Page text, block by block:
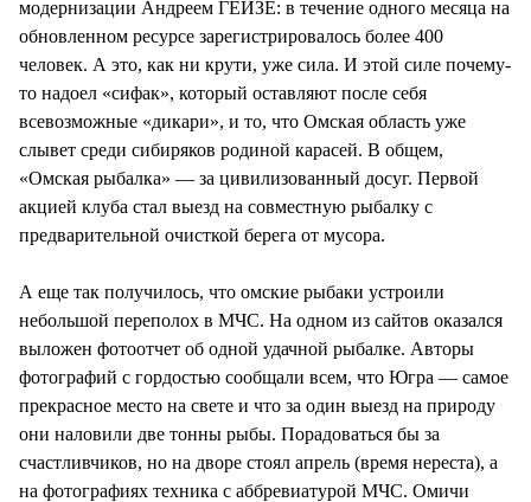
модернизации Андреем ГЕЙЗЕ: в течение одного месяца на
обновленном ресурсе зарегистрировалось более 400
человек. А это, как ни крути, уже сила. И этой силе почему-
то надоел «сифак», который оставляют после себя
всевозможные «дикари», и то, что Омская область уже
слывет среди сибиряков родиной карасей. В общем,
«Омская рыбалка» — за цивилизованный досуг. Первой
акцией клуба стал выезд на совместную рыбалку с
предварительной очисткой берега от мусора.
А еще так получилось, что омские рыбаки устроили
небольшой переполох в МЧС. На одном из сайтов оказался
выложен фотоотчет об одной удачной рыбалке. Авторы
фотографий с гордостью сообщали всем, что Югра — самое
прекрасное место на свете и что за один выезд на природу
они наловили две тонны рыбы. Порадоваться бы за
счастливчиков, но на дворе стоял апрель (время нереста), а
на фотографиях техника с аббревиатурой МЧС. Омичи